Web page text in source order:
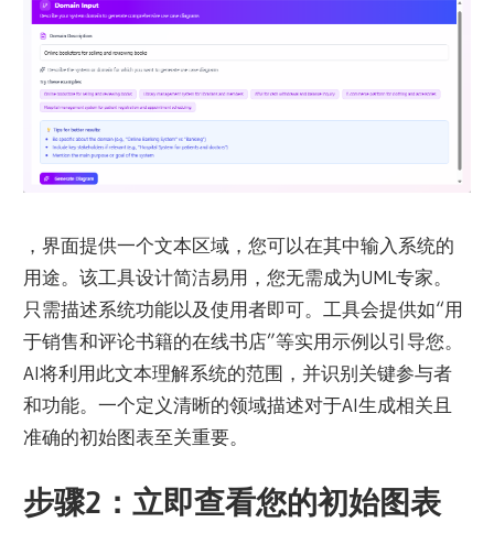
，界面提供一个文本区域，您可以在其中输入系统的
用途。该工具设计简洁易用，您无需成为UML专家。
只需描述系统功能以及使用者即可。工具会提供如“用
于销售和评论书籍的在线书店”等实用示例以引导您。
AI将利用此文本理解系统的范围，并识别关键参与者
和功能。一个定义清晰的领域描述对于AI生成相关且
准确的初始图表至关重要。
步骤2：立即查看您的初始图表